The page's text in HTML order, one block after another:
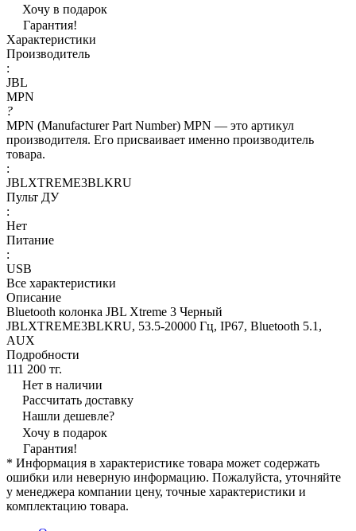
Хочу в подарок
Гарантия!
Характеристики
Производитель
:
JBL
MPN
?
MPN (Manufacturer Part Number) MPN — это артикул
производителя. Его присваивает именно производитель
товара.
:
JBLXTREME3BLKRU
Пульт ДУ
:
Нет
Питание
:
USB
Все характеристики
Описание
Bluetooth колонка JBL Xtreme 3 Черный
JBLXTREME3BLKRU, 53.5-20000 Гц, IP67, Bluetooth 5.1,
AUX
Подробности
111 200 тг.
Нет в наличии
Рассчитать доставку
Нашли дешевле?
Хочу в подарок
Гарантия!
* Информация в характеристике товара может содержать
ошибки или неверную информацию. Пожалуйста, уточняйте
у менеджера компании цену, точные характеристики и
комплектацию товара.